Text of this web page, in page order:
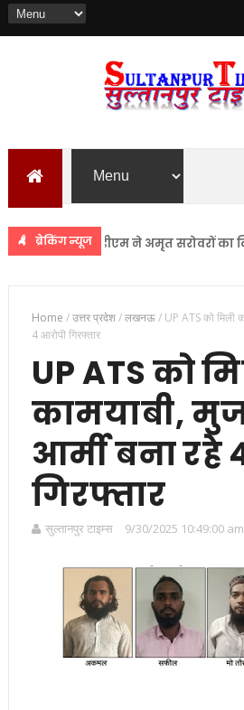
ब्रेकिंग न्यूज
सुलतानपुर डीएम ने अमृत सरोवरों का किया
Home /उत्तर प्रदेश/लखनऊ/ UP ATS को मिली
4 आरोपी गिरफ्तार
UP ATS को
कामयाबी,
आर्मी बना रहे
गिरफ्तार
सुल्तानपुर टाइम्स 9/30/2025 10:49:00 am